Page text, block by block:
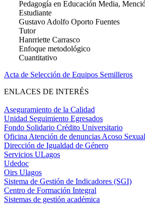
Pedagogía en Educación Media,
Estudiante
Gustavo Adolfo Oporto Fuentes
Tutor
Hanrriette Carrasco
Enfoque metodológico
Cuantitativo
Acta de Selección de Equipos Semilleros
ENLACES DE INTERÉS
Aseguramiento de la Calidad
Unidad Seguimiento Egresados
Fondo Solidario Crédito Universitario
Oficina Atención de denuncias Acoso Sexual
Dirección de Igualdad de Género
Servicios ULagos
Udedoc
Oirs Ulagos
Sistema de Gestión de Indicadores (SGI)
Centro de Formación Integral
Sistemas de gestión académica